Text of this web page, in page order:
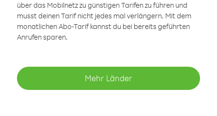
über das Mobilnetz zu günstigen Tarifen zu führen und
musst deinen Tarif nicht jedes mal verlängern. Mit dem
monatlichen Abo-Tarif kannst du bei bereits geführten
Anrufen sparen.
Mehr Länder